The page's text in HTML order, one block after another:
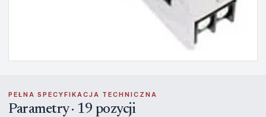
PEŁNA SPECYFIKACJA TECHNICZNA
Parametry · 19 pozycji